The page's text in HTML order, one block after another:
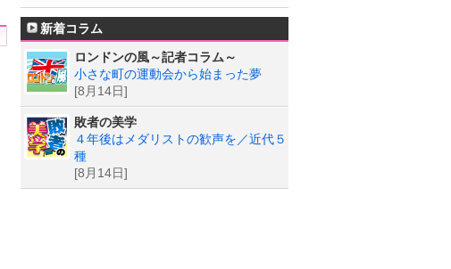
新着コラム
ロンドンの風～記者コラム～
小さな町の運動会から始まった夢
[8月14日]
敗者の美学
４年後はメダリストの歓声を／近代５
種
[8月14日]